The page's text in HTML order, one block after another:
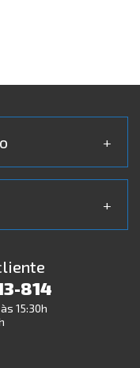
+
+
814
15:30h